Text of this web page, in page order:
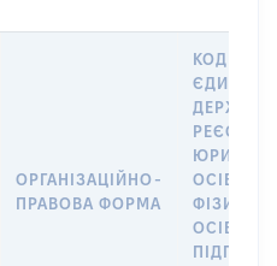
ОРГАНІЗАЦІЙНО-
ПРАВОВА ФОРМА
КОД В
РЕЄСТРІ
ОСІБ,
ОСІБ –